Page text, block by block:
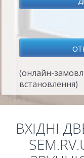
(онлайн-
встановлення)
ВХІДНІ